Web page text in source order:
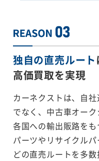
独自の直売ルート
高価買取を実現
カーネクストは、自
でなく、中古車オー
各国への輸出販路を
パーツやリサイクル
どの直売ルートを多